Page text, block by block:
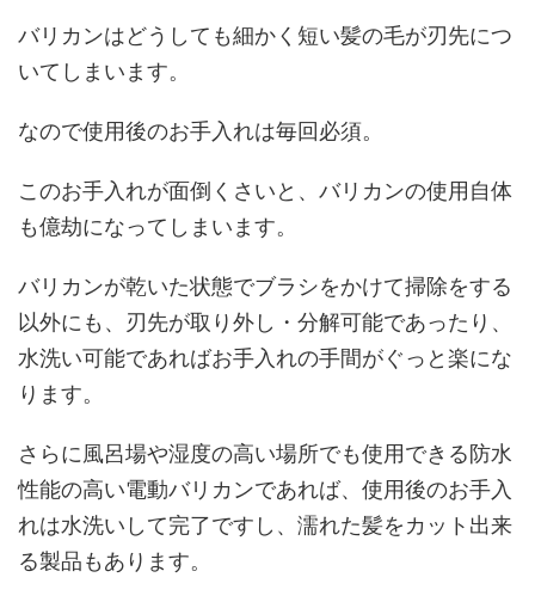
バリカンはどうしても細かく短い髪の毛が刃先につ
いてしまいます。
なので使用後のお手入れは毎回必須。
このお手入れが面倒くさいと、バリカンの使用自体
も億劫になってしまいます。
バリカンが乾いた状態でブラシをかけて掃除をする
以外にも、刃先が取り外し・分解可能であったり、
水洗い可能であればお手入れの手間がぐっと楽にな
ります。
さらに風呂場や湿度の高い場所でも使用できる防水
性能の高い電動バリカンであれば、使用後のお手入
れは水洗いして完了ですし、濡れた髪をカット出来
る製品もあります。